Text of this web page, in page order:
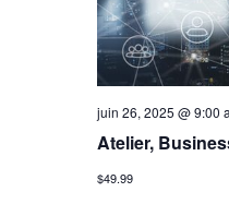
juin 26, 2025 @ 9:00
Atelier,
$49.99